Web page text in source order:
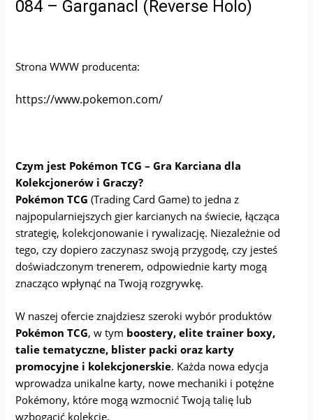
084 – Garganacl (Reverse Holo)
Strona WWW producenta:
https://www.pokemon.com/
Czym jest Pokémon TCG – Gra Karciana dla
Kolekcjonerów i Graczy?
Pokémon TCG (Trading Card Game) to jedna z
najpopularniejszych gier karcianych na świecie, łącząca
strategię, kolekcjonowanie i rywalizację. Niezależnie od
tego, czy dopiero zaczynasz swoją przygodę, czy jesteś
doświadczonym trenerem, odpowiednie karty mogą
znacząco wpłynąć na Twoją rozgrywkę.
W naszej ofercie znajdziesz szeroki wybór produktów
Pokémon TCG, w tym boostery, elite trainer boxy,
talie tematyczne, blister packi oraz karty
promocyjne i kolekcjonerskie. Każda nowa edycja
wprowadza unikalne karty, nowe mechaniki i potężne
Pokémony, które mogą wzmocnić Twoją talię lub
wzbogacić kolekcję.